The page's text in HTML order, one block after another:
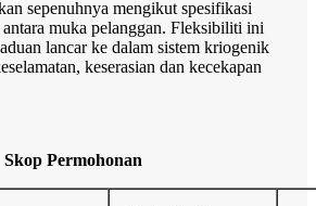
sepenuhnya mengikut spesifikasi
muka pelanggan. Fleksibiliti ini
lancar ke dalam sistem kriogenik
keserasian dan kecekapan
Skop Permohonan